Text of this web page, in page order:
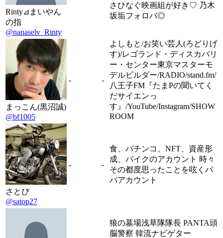
Rinty⊿まいやん
の指
@nanaselv_Rinty
さひなぐ映画組が好き♡ 乃木
坂垢フォロバ◎
まっこん(黒沼誠)
@bf1005
- -
よしもと/お笑い芸人(ろどりげ
す)/レゴランド・ディスカバリ
ー・センター東京マスターモ
デルビルダー/RADIO/stand.fm/
八王子FM『たまPの聞いてく
だサイエンっ
す』/YouTube/Instagram/SHOW
ROOM
さとぴ
@satop27
- -
食、パチンコ、NFT、資産形
成、バイクのアカウント 時々
その都度思ったことを呟くパ
パアカウント
狼の墓場浅草隊隊長 PANTA頭
脳警察 韓流ナビゲター